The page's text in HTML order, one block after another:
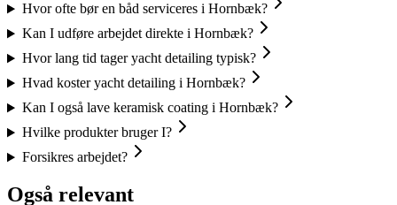
Hvor ofte bør en båd serviceres i Hornbæk?
Kan I udføre arbejdet direkte i Hornbæk?
Hvor lang tid tager yacht detailing typisk?
Hvad koster yacht detailing i Hornbæk?
Kan I også lave keramisk coating i Hornbæk?
Hvilke produkter bruger I?
Forsikres arbejdet?
Også relevant